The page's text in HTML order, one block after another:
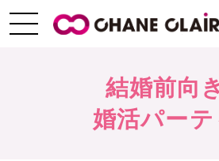
結婚前向
婚活パーテ